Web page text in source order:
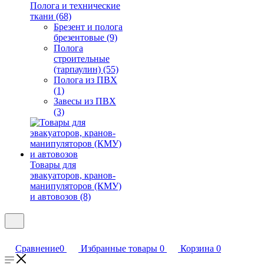
Полога и технические
ткани (68)
Брезент и полога
брезентовые (9)
Полога
строительные
(тарпаулин) (55)
Полога из ПВХ
(1)
Завесы из ПВХ
(3)
Товары для
эвакуаторов, кранов-
манипуляторов (КМУ)
и автовозов (8)
Сравнение0 Избранные товары 0 Корзина 0